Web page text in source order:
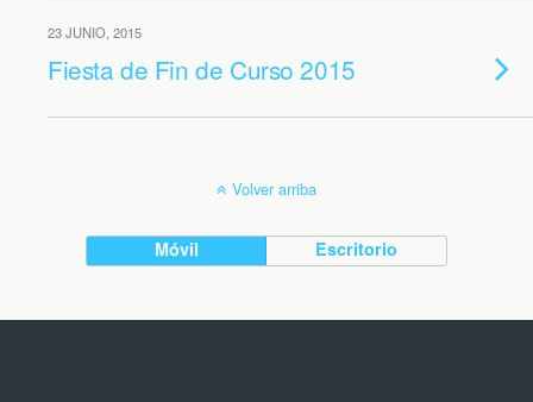
23 JUNIO, 2015
Fiesta de Fin de Curso 2015
Volver arriba
Móvil Escritorio